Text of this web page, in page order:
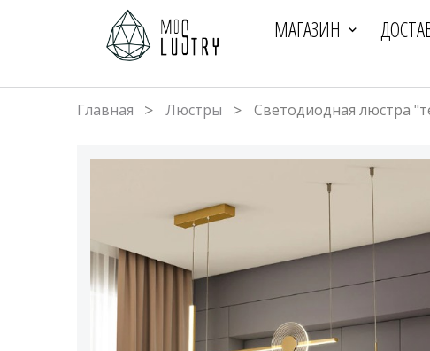
МАГАЗИН
Главная Люстры Светодиодная люстра